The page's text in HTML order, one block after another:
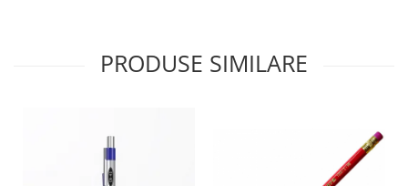
PRODUSE SIMILARE